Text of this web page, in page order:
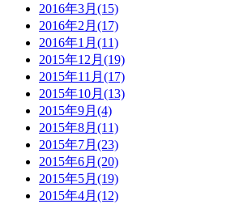
2016年3月(15)
2016年2月(17)
2016年1月(11)
2015年12月(19)
2015年11月(17)
2015年10月(13)
2015年9月(4)
2015年8月(11)
2015年7月(23)
2015年6月(20)
2015年5月(19)
2015年4月(12)